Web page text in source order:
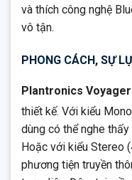
và thích công nghệ
vô tận.
PHONG CÁCH, SỰ
Plantronics
thiết kế. Với kiểu
dùng có thể nghe
Hoặc với kiểu Stereo
phương tiện truyền